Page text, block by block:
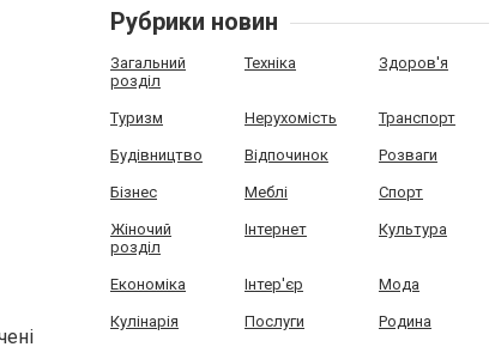
Рубрики новин
Загальний
розділ
Техніка Здоров'я
Туризм Нерухомість Транспорт
Будівництво Відпочинок Розваги
Бізнес Меблі Спорт
Жіночий
розділ
Інтернет Культура
Економіка Інтер'єр Мода
Кулінарія Послуги Родина